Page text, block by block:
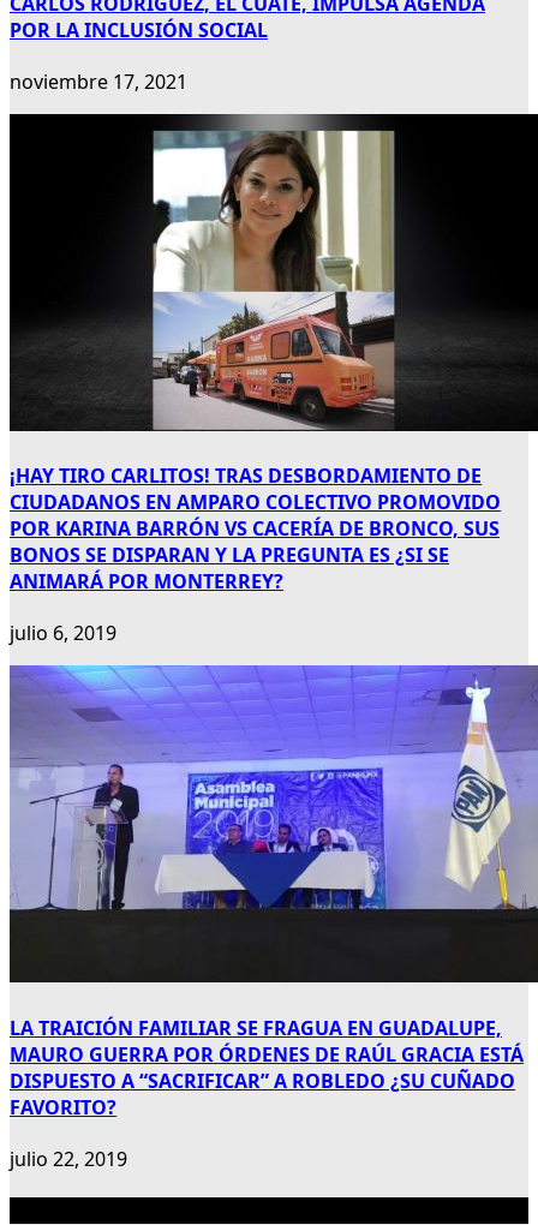
POR LA INCLUSIÓN SOCIAL
noviembre 17, 2021
¡HAY TIRO CARLITOS! TRAS DESBORDAMIENTO DE
CIUDADANOS EN AMPARO COLECTIVO PROMOVIDO
POR KARINA BARRÓN VS CACERÍA DE BRONCO, SUS
BONOS SE DISPARAN Y LA PREGUNTA ES ¿SI SE
ANIMARÁ POR MONTERREY?
julio 6, 2019
LA TRAICIÓN FAMILIAR SE FRAGUA EN GUADALUPE,
MAURO GUERRA POR ÓRDENES DE RAÚL GRACIA ESTÁ
DISPUESTO A “SACRIFICAR” A ROBLEDO ¿SU CUÑADO
FAVORITO?
julio 22, 2019